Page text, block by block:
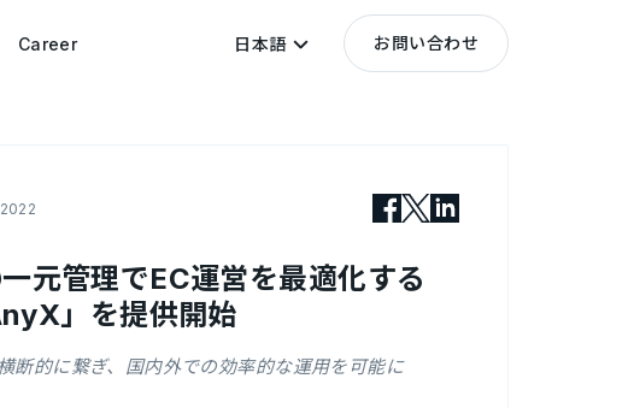
Career 日本語 お問い合わせ
元管理でEC運営を最適化する
」を提供開始
断的に繋ぎ、国内外での効率的な運用を可能に